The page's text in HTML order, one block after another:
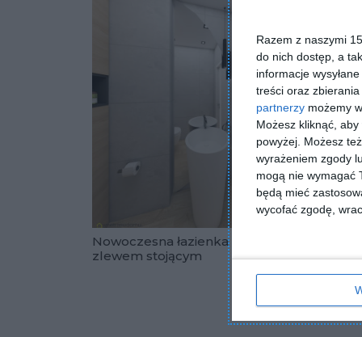
Razem z naszymi
do nich dostęp, a
informacje
treści oraz
partnerzy możemy
Możesz kliknąć,
powyżej. Możesz
wyrażeniem zgody
mogą nie wymagać
będą mieć
wycofać zgodę,
Nowoczesna łazienka ze
zlewem stojącym